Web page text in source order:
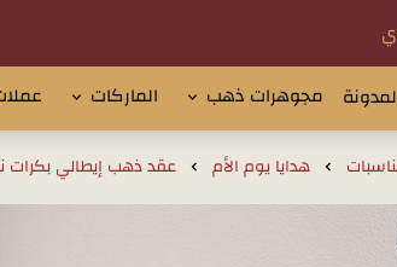
مجوهرات ذهب الماركات
هدايا يوم الأم عقد ذهب إيطالي بكرات ناعمة عيار